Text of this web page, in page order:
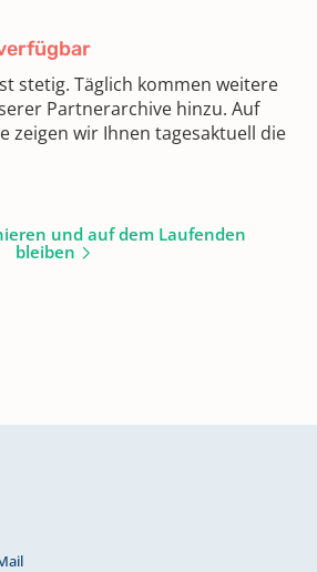
stetig. Täglich kommen weitere
Partnerarchive hinzu. Auf
zeigen wir Ihnen tagesaktuell die
und auf dem Laufenden
bleiben